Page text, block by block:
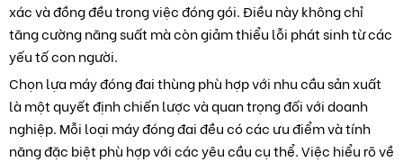
xác và đồng đều trong việc đóng gói. Điều này không chỉ
tăng cường năng suất mà còn giảm thiểu lỗi phát sinh từ các
yếu tố con người.
Chọn lựa máy đóng đai thùng phù hợp với nhu cầu sản xuất
là một quyết định chiến lược và quan trọng đối với doanh
nghiệp. Mỗi loại máy đóng đai đều có các ưu điểm và tính
năng đặc biệt phù hợp với các yêu cầu cụ thể. Việc hiểu rõ về